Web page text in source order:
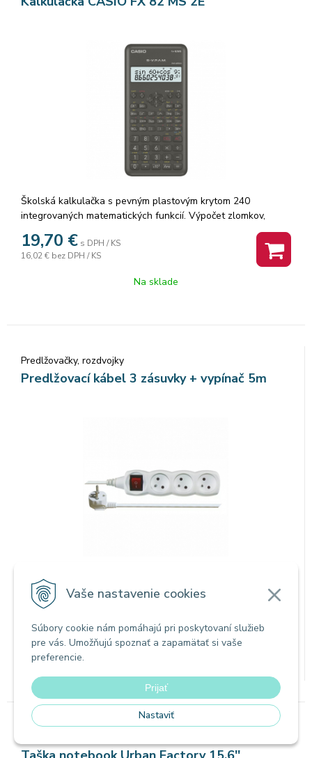
Vaše nastavenie cookies
Súbory cookie nám pomáhajú pri poskytovaní služieb
pre vás. Umožňujú spoznať a zapamätať si vaše
preferencie.
Prijať
Nastaviť
Školská kalkulačka s pevným plastovým krytom 240
integrovaných matematických funkcií. Výpočet zlomkov,
variácie a kombinácie, transformácia súradníc, Štatistické
výpočty (štandardná odchýlka, regresná analýza)
Hyperbolické a inverzné aj hyperbolické funkcie Napájanie:
x85×156mm Hmotnosť: 125g Nové blistrové balenie TYP
19,70 € s DPH / KS
16,02 € bez DPH / KS
Na sklade
Predlžovačky, rozdvojky
Predlžovací kábel 3 zásuvky + vypínač 5m
Predlžovací prívod 5 m na 230 V~ slúži na predĺženie
elektrickej energie tam, kam pevná zásuvka nedosiahne.
9,31 €bez DPH / KS